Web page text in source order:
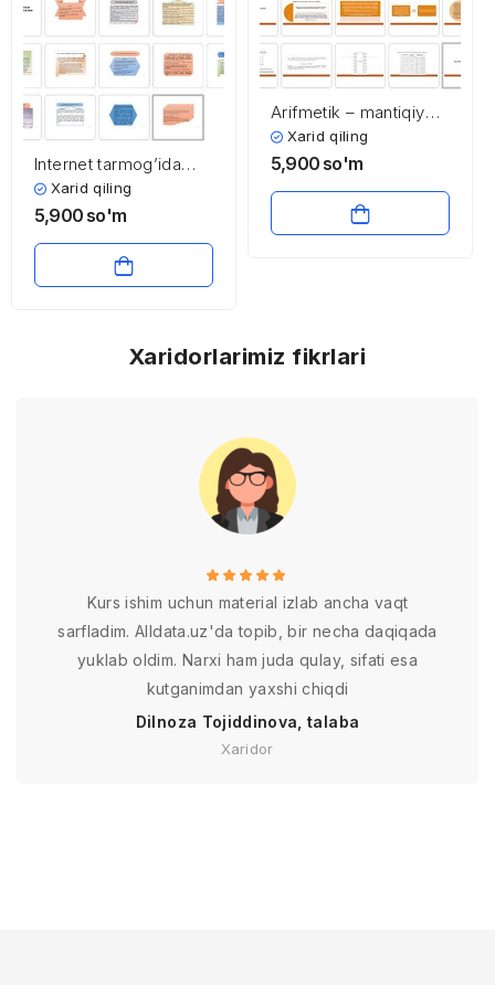
Internet tarmog’ida
axborotni himoya
qilish
Xarid qiling
5,900 so'm
Arifmetik – mantiqiy
qurilma
Xarid qiling
5,900 so'm
Xaridorlarimiz fikrlari
Kurs ishim uchun material izlab ancha vaqt
sarfladim. Alldata.uz'da topib, bir necha daqiqada
yuklab oldim. Narxi ham juda qulay, sifati esa
kutganimdan yaxshi chiqdi
Dilnoza Tojiddinova, talaba
Xaridor